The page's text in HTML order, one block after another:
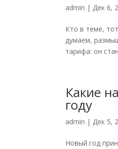
admin |Дек 6,
Кто в теме,
думаем,
тарифа: он
Какие
году
admin |Дек 5,
Новый год